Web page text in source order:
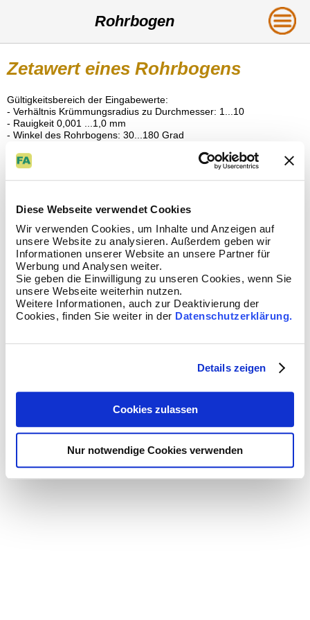
Diese Webseite verwendet Cookies
Wir verwenden Cookies, um Inhalte und Anzeigen auf
unsere Website zu analysieren. Außerdem geben wir
Informationen unserer Website an unsere Partner für
Werbung und Analysen weiter.
Sie geben die Einwilligung zu unseren Cookies, wenn Sie
unsere Webseite weiterhin nutzen.
Weitere Informationen, auch zur Deaktivierung der
Cookies, finden Sie weiter in der Datenschutzerklärung.
Details zeigen
Cookies zulassen
Nur notwendige Cookies verwenden
Rohrbogen
Zetawert eines Rohrbogens
Gültigkeitsbereich der Eingabewerte:
- Verhältnis Krümmungsradius zu Durchmesser: 1...10
- Rauigkeit 0,001 ...1,0 mm
- Winkel des Rohrbogens: 30...180 Grad
Eingabewerte:
Rohrinnendurchmesser - d- (mm)
Krümmungsradius - R- (mm) -oder
Verhältnis - R/d - (-) -eingeben
Rohrrauigkeit- k- (mm)